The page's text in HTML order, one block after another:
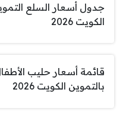
جدول أسعار السلع
الكويت 2026
قائمة أسعار حليب
بالتموين الكويت 2026